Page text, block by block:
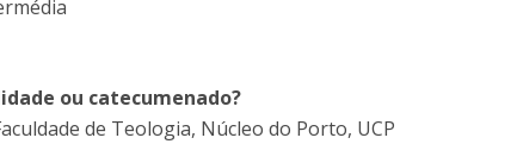
ou catecumenado?
de Teologia, Núcleo do Porto, UCP